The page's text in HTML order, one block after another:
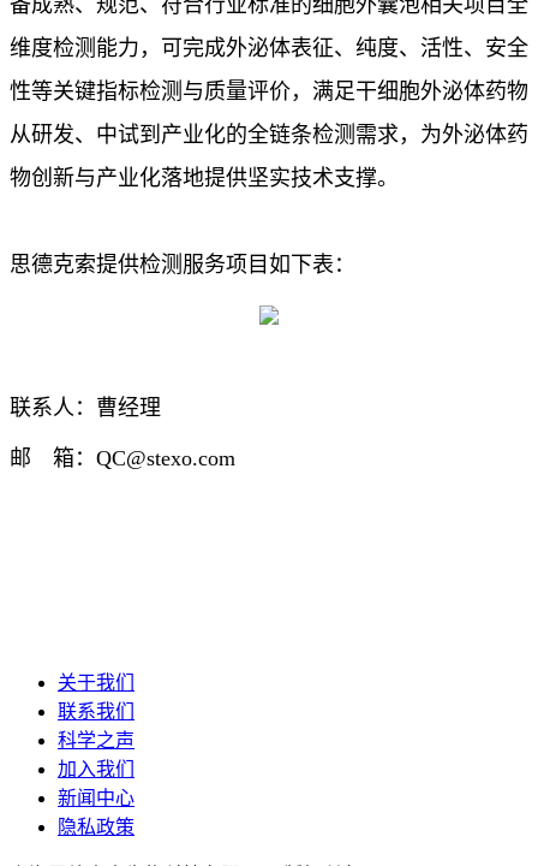
维度检测能力，可完成外泌体表征、纯度、活性、安全
性等关键指标检测与质量评价，满足干细胞外泌体药物
从研发、中试到产业化的全链条检测需求，为外泌体药
物创新与产业化落地提供坚实技术支撑。
思德克索提供检测服务项目如下表：
联系人：曹经理
邮 箱：QC@stexo.com
关于我们
联系我们
科学之声
加入我们
新闻中心
隐私政策